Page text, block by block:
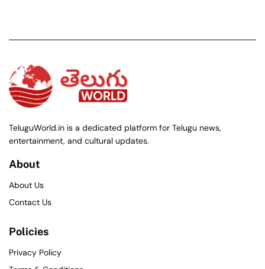
TeluguWorld.in is a dedicated platform for Telugu news,
entertainment, and cultural updates.
About
About Us
Contact Us
Policies
Privacy Policy